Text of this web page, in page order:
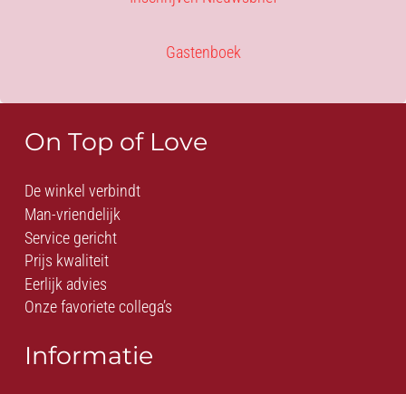
Gastenboek
On Top of Love
De winkel verbindt
Man-vriendelijk
Service gericht
Prijs kwaliteit
Eerlijk advies
Onze favoriete collega’s
Informatie